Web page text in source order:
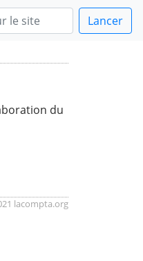
Lancer
du
lacompta.org